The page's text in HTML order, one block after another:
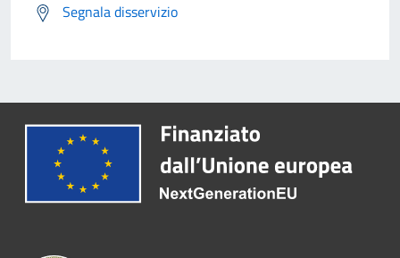
Segnala disservizio